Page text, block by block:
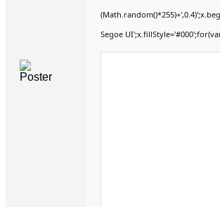
Segoe